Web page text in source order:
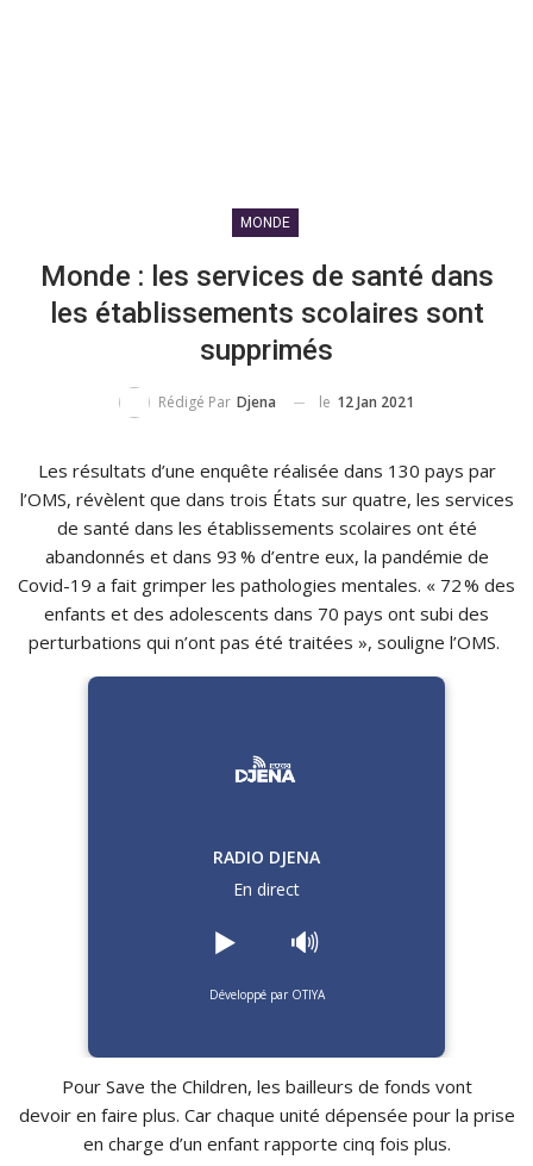
MONDE
Monde : les services de santé dans
les établissements scolaires sont
supprimés
Rédigé Par Djena le 12 Jan 2021
Les résultats d’une enquête réalisée dans 130 pays par
l’OMS, révèlent que dans trois États sur quatre, les services
de santé dans les établissements scolaires ont été
abandonnés et dans 93 % d’entre eux, la pandémie de
Covid-19 a fait grimper les pathologies mentales. « 72 % des
enfants et des adolescents dans 70 pays ont subi des
perturbations qui n’ont pas été traitées », souligne l’OMS.
RADIO DJENA
En direct
▶️ 🔊
Développé par OTIYA
Pour Save the Children, les bailleurs de fonds vont
devoir en faire plus. Car chaque unité dépensée pour la prise
en charge d’un enfant rapporte cinq fois plus.